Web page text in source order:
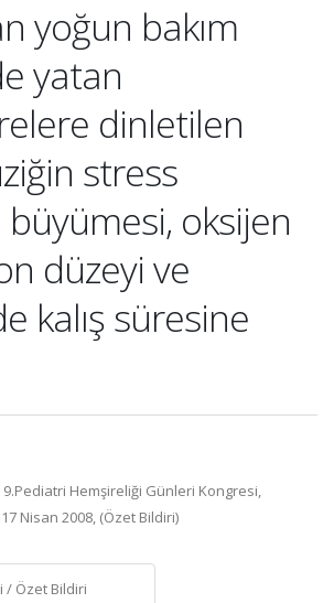
yoğun bakım
yatan
dinletilen
stress
oksijen
düzeyi ve
kalış süresine
Hemşireliği Günleri Kongresi,
Nisan 2008, (Özet Bildiri)
/ Özet Bildiri